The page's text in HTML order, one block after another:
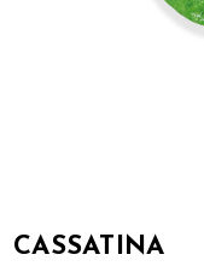
CASSATINA